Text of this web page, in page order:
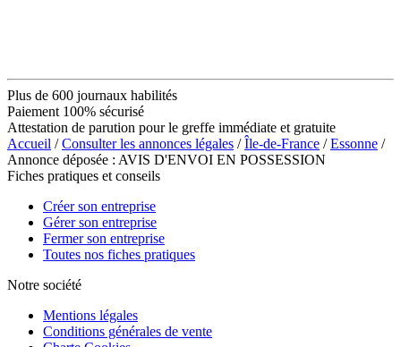
Plus de 600 journaux habilités
Paiement 100% sécurisé
Attestation de parution pour le greffe immédiate et gratuite
Accueil /Consulter les annonces légales /Île-de-France /Essonne /
Annonce déposée : AVIS D'ENVOI EN POSSESSION
Fiches pratiques et conseils
Créer son entreprise
Gérer son entreprise
Fermer son entreprise
Toutes nos fiches pratiques
Notre société
Mentions légales
Conditions générales de vente